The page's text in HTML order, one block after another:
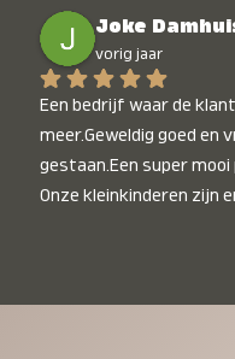
Joke
vorig jaar
Een bedrijf waar de
meer.Geweldig goed en
gestaan.Een super
Onze kleinkinderen zijn